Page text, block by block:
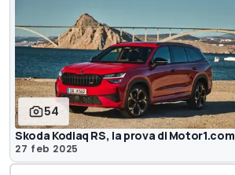
54
Skoda Kodiaq RS, la prova di Motor1.com
27 feb 2025